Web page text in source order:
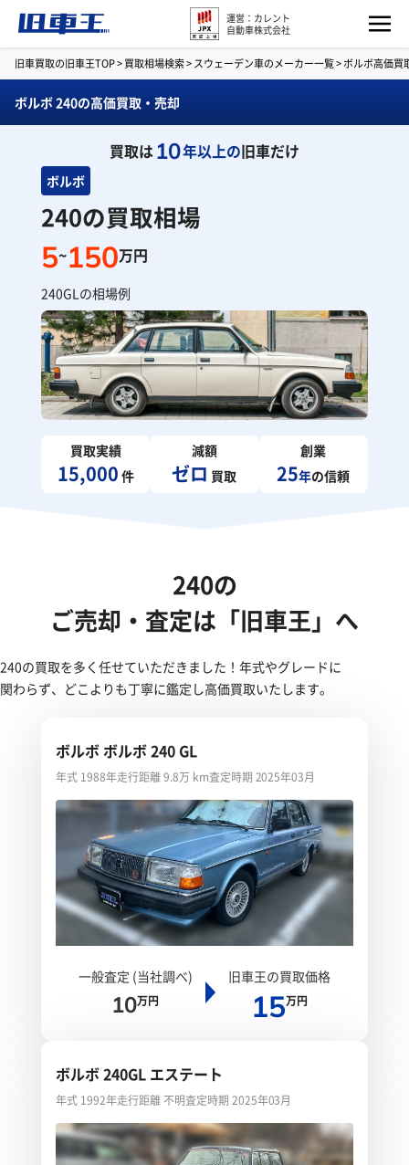
運営：カレント
自動車株式会社
旧車買取の旧車王TOP>買取相場検索> スウェーデン車のメーカー一覧>ボルボ高価買
ボルボ 240の高価買取・売却
買取は10年以上の旧車だけ
ボルボ
240の買取相場
5~150万円
240GLの相場例
買取実績
15,000 件
減額
ゼロ 買取
創業
25年の信頼
240の
ご売却・査定は「旧車王」へ
240の買取を多く任せていただきました！年式やグレードに
関わらず、どこよりも丁寧に鑑定し高価買取いたします。
ボルボ ボルボ 240 GL
年式 1988年走行距離 9.8万 km査定時期 2025年03月
一般査定 (当社調べ)
10万円
旧車王の買取価格
15万円
ボルボ 240GL エステート
年式 1992年走行距離 不明査定時期 2025年03月